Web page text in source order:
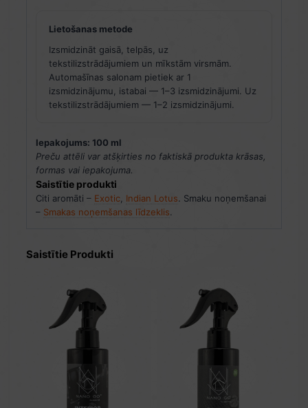
Lietošanas metode
Izsmidzināt gaisā, telpās, uz
tekstilizstrādājumiem un mīkstām virsmām.
Automašīnas salonam pietiek ar 1
izsmidzinājumu, istabai — 1–3 izsmidzinājumi. Uz
tekstilizstrādājumiem — 1–2 izsmidzinājumi.
Iepakojums: 100 ml
Preču attēli var atšķirties no faktiskā produkta krāsas,
formas vai iepakojuma.
Saistītie produkti
Citi aromāti – Exotic Indian Lotus. Smaku noņemšanai
– Smakas noņemšanas līdzeklis.
Saistītie Produkti